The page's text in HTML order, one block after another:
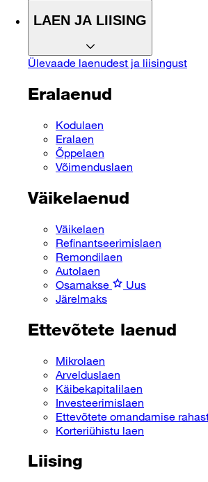
LAEN JA LIISING
Ülevaade laenudest ja liisingust
Eralaenud
Kodulaen
Eralaen
Õppelaen
Võimenduslaen
Väikelaenud
Väikelaen
Refinantseerimislaen
Remondilaen
Autolaen
Osamakse
Uus
Järelmaks
Ettevõtete laenud
Mikrolaen
Arvelduslaen
Käibekapitalilaen
Investeerimislaen
Ettevõtete omandamise
Korteriühistu laen
Liising